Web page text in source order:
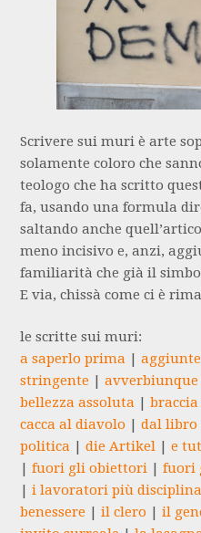
Scrivere sui muri è arte
solamente coloro che
teologo che ha scritto
fa, usando una formula
saltando anche
meno incisivo e, anzi,
familiarità che già il
E via, chissà come ci è
le scritte sui muri:
a saperlo prima |aggiunte
stringente |avverbiunque
bellezza assoluta |
cacca al diavolo |dal libro
politica |die Artikel |e
|fuori gli obiettori |fuori
|i lavoratori più
benessere |il clero |il